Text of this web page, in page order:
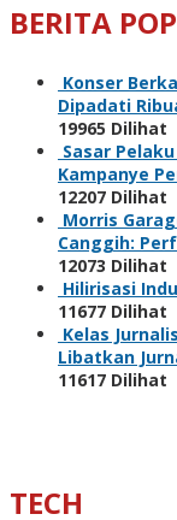
BERITA
Konser
Dipadati
19965 Dilihat
Sasar
Kampanye
12207 Dilihat
Morris
Canggih:
12073 Dilihat
Hilirisasi
11677 Dilihat
Kelas
Libatkan
11617 Dilihat
TECH